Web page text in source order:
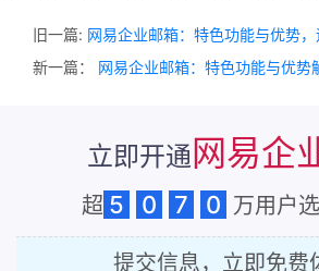
旧一篇: 网易企业邮箱：特色功能与优势，迎新春优
新一篇： 网易企业邮箱：特色功能与优势解析，桑桥
立即开通 网易企
超 5 0 7 0 万用户
提交信息，立即免费